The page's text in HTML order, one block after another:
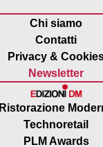
Chi siamo
Contatti
Privacy &
Newsletter
Ristorazione
Technoretail
PLM Awards